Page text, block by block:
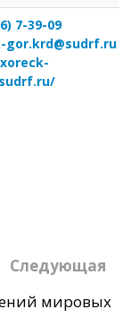
7-39-09
gor.krd@sudrf.ru
Следующая
мировых